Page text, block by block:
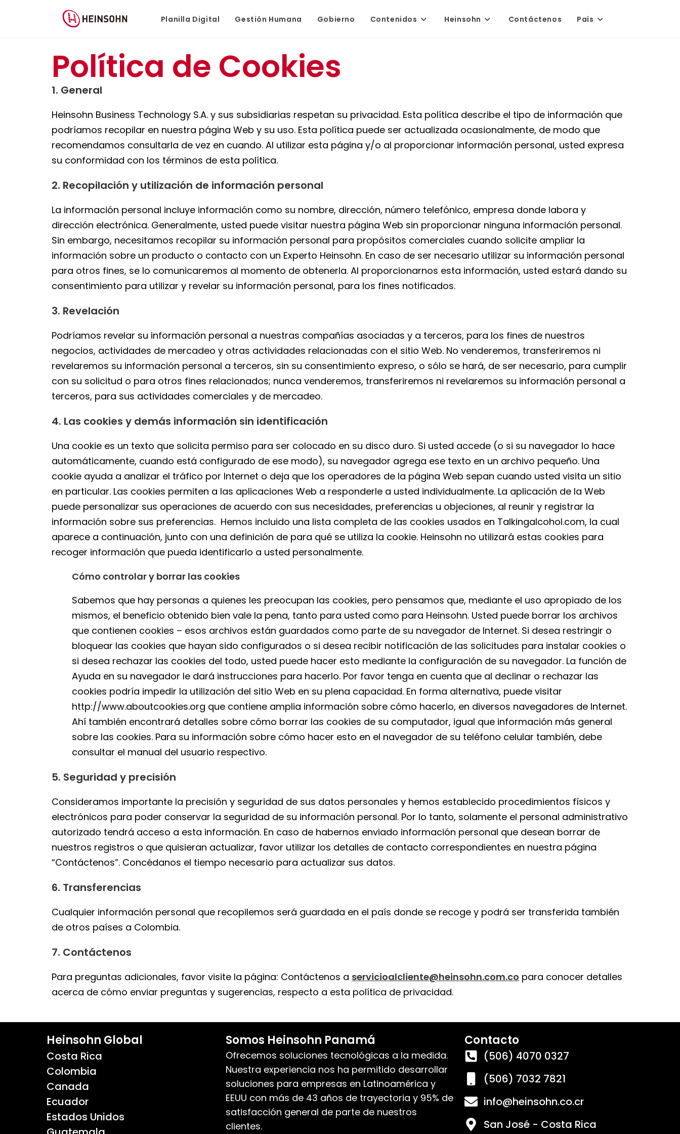
Planilla Digital Gestión Humana Gobierno Contenidos Heinsohn Contáctenos País
Política de Cookies
1. General
Heinsohn Business Technology S.A. y sus subsidiarias respetan su privacidad. Esta política describe el tipo de información que
podríamos recopilar en nuestra página Web y su uso. Esta política puede ser actualizada ocasionalmente, de modo que
recomendamos consultarla de vez en cuando. Al utilizar esta página y/o al proporcionar información personal, usted expresa
su conformidad con los términos de esta política.
2. Recopilación y utilización de información personal
La información personal incluye información como su nombre, dirección, número telefónico, empresa donde labora y
dirección electrónica. Generalmente, usted puede visitar nuestra página Web sin proporcionar ninguna información personal.
Sin embargo, necesitamos recopilar su información personal para propósitos comerciales cuando solicite ampliar la
información sobre un producto o contacto con un Experto Heinsohn. En caso de ser necesario utilizar su información personal
para otros fines, se lo comunicaremos al momento de obtenerla. Al proporcionarnos esta información, usted estará dando su
consentimiento para utilizar y revelar su información personal, para los fines notificados.
3. Revelación
Podríamos revelar su información personal a nuestras compañías asociadas y a terceros, para los fines de nuestros
negocios, actividades de mercadeo y otras actividades relacionadas con el sitio Web. No venderemos, transferiremos ni
revelaremos su información personal a terceros, sin su consentimiento expreso, o sólo se hará, de ser necesario, para cumplir
con su solicitud o para otros fines relacionados; nunca venderemos, transferiremos ni revelaremos su información personal a
terceros, para sus actividades comerciales y de mercadeo.
4. Las cookies y demás información sin identificación
Una cookie es un texto que solicita permiso para ser colocado en su disco duro. Si usted accede (o si su navegador lo hace
automáticamente, cuando está configurado de ese modo), su navegador agrega ese texto en un archivo pequeño. Una
cookie ayuda a analizar el tráfico por Internet o deja que los operadores de la página Web sepan cuando usted visita un sitio
en particular. Las cookies permiten a las aplicaciones Web a responderle a usted individualmente. La aplicación de la Web
puede personalizar sus operaciones de acuerdo con sus necesidades, preferencias u objeciones, al reunir y registrar la
información sobre sus preferencias. Hemos incluido una lista completa de las cookies usados en Talkingalcohol.com, la cual
aparece a continuación, junto con una definición de para qué se utiliza la cookie. Heinsohn no utilizará estas cookies para
recoger información que pueda identificarlo a usted personalmente.
Cómo controlar y borrar las cookies
Sabemos que hay personas a quienes les preocupan las cookies, pero pensamos que, mediante el uso apropiado de los
mismos, el beneficio obtenido bien vale la pena, tanto para usted como para Heinsohn. Usted puede borrar los archivos
que contienen cookies – esos archivos están guardados como parte de su navegador de Internet. Si desea restringir o
bloquear las cookies que hayan sido configurados o si desea recibir notificación de las solicitudes para instalar cookies o
si desea rechazar las cookies del todo, usted puede hacer esto mediante la configuración de su navegador. La función de
Ayuda en su navegador le dará instrucciones para hacerlo. Por favor tenga en cuenta que al declinar o rechazar las
cookies podría impedir la utilización del sitio Web en su plena capacidad. En forma alternativa, puede visitar
http://www.aboutcookies.org que contiene amplia información sobre cómo hacerlo, en diversos navegadores de Internet.
Ahí también encontrará detalles sobre cómo borrar las cookies de su computador, igual que información más general
sobre las cookies. Para su información sobre cómo hacer esto en el navegador de su teléfono celular también, debe
consultar el manual del usuario respectivo.
5. Seguridad y precisión
Consideramos importante la precisión y seguridad de sus datos personales y hemos establecido procedimientos físicos y
electrónicos para poder conservar la seguridad de su información personal. Por lo tanto, solamente el personal administrativo
autorizado tendrá acceso a esta información. En caso de habernos enviado información personal que desean borrar de
nuestros registros o que quisieran actualizar, favor utilizar los detalles de contacto correspondientes en nuestra página
“Contáctenos”. Concédanos el tiempo necesario para actualizar sus datos.
6. Transferencias
Cualquier información personal que recopilemos será guardada en el país donde se recoge y podrá ser transferida también
de otros países a Colombia.
7. Contáctenos
Para preguntas adicionales, favor visite la página: Contáctenos a servicioalcliente@heinsohn.com.co para conocer detalles
acerca de cómo enviar preguntas y sugerencias, respecto a esta política de privacidad.
Heinsohn Global
Costa Rica
Colombia
Canada
Ecuador
Estados Unidos
Somos Heinsohn Panamá
Ofrecemos soluciones tecnológicas a la medida.
Nuestra experiencia nos ha permitido desarrollar
soluciones para empresas en Latinoamérica y
EEUU con más de 43 años de trayectoria y 95% de
satisfacción general de parte de nuestros
clientes.
Contacto
(506) 4070 0327
(506) 7032 7821
info@heinsohn.co.cr
San José - Costa Rica